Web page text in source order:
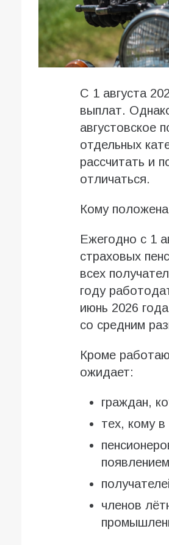
С 1 августа
выплат.
августовское
отдельных
рассчитать и
отличаться.
Кому положена
Ежегодно с 1
страховых
всех
году
июнь 2026
со средним
Кроме
ожидает:
граждан,
тех, кому
членов